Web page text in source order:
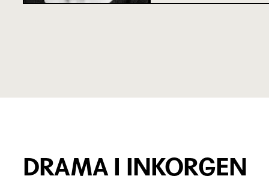
DRAMA I INKORGEN